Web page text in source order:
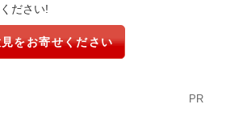
ださい!
をお寄せください
PR